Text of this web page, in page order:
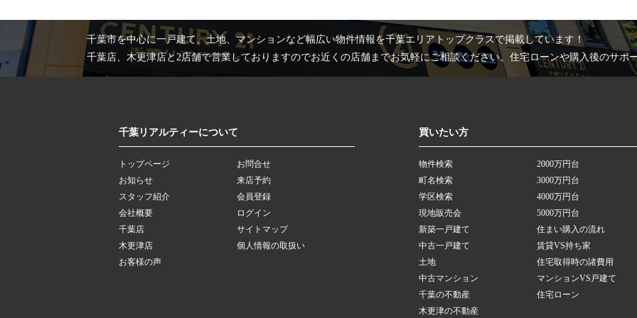
千葉市を中心に一戸建て、土地、マンションなど幅広い物件情報を千葉エリアトップクラスで掲載しています！
千葉店、木更津店と2店舗で営業しておりますのでお近くの店舗までお気軽にご相談ください。住宅ローンや購入後のサポ
千葉リアルティーについて
トップページ
お知らせ
スタッフ紹介
会社概要
千葉店
木更津店
お客様の声
お問合せ
来店予約
会員登録
ログイン
サイトマップ
個人情報の取扱い
買いたい方
物件検索
町名検索
学区検索
現地販売会
新築一戸建て
中古一戸建て
土地
中古マンション
千葉の不動産
木更津の不動産
2000万円台
3000万円台
4000万円台
5000万円台
住まい購入の流れ
賃貸VS持ち家
住宅取得時の諸費用
マンションVS戸建て
住宅ローン